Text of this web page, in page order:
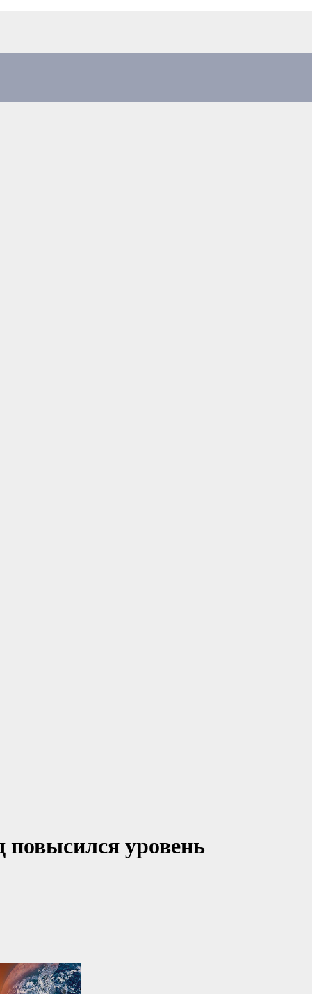
повысился уровень